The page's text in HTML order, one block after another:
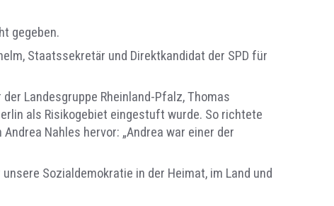
gegeben.
Staatssekretär und Direktkandidat der SPD für
Landesgruppe Rheinland-Pfalz, Thomas
als Risikogebiet eingestuft wurde. So richtete
Nahles hervor: „Andrea war einer der
Sozialdemokratie in der Heimat, im Land und